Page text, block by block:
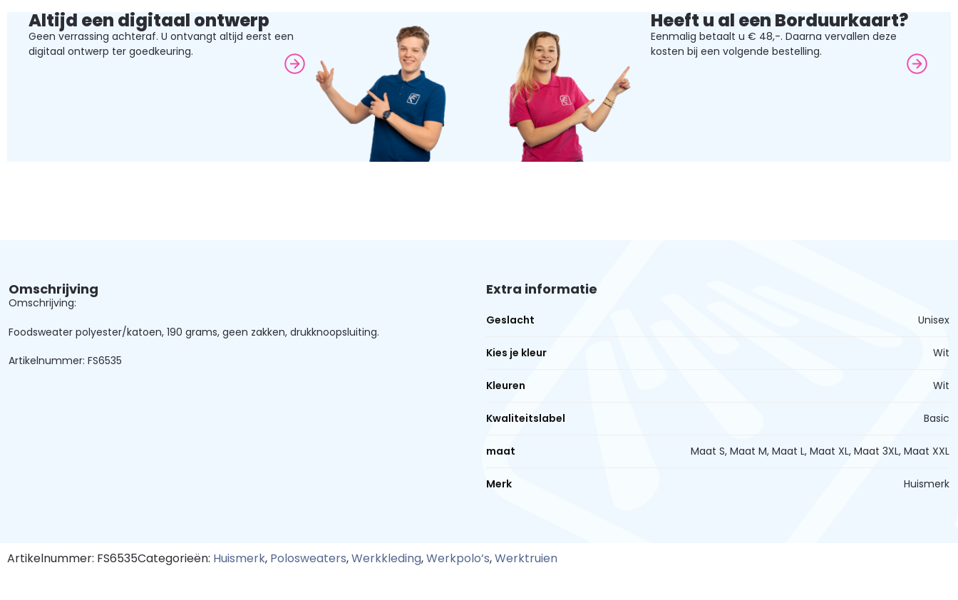
Altijd een digitaal ontwerp
Geen verrassing achteraf. U ontvangt altijd eerst een
digitaal ontwerp ter goedkeuring.
Heeft u al een Borduurkaart?
Eenmalig betaalt u € 48,-. Daarna vervallen deze
kosten bij een volgende bestelling.
Omschrijving
Omschrijving:
Foodsweater polyester/katoen, 190 grams, geen zakken, drukknoopsluiting.
Artikelnummer: FS6535
Extra informatie
Geslacht Unisex
Kies je kleur Wit
Kleuren Wit
Kwaliteitslabel Basic
maat Maat S, Maat M, Maat L, Maat XL, Maat 3XL, Maat XXL
Merk Huismerk
Artikelnummer: FS6535Categorieën: Huismerk, Polosweaters,Werkkleding,Werkpolo’s,Werktruien